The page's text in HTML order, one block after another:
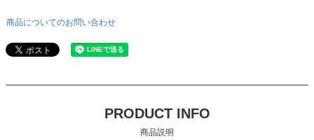
商品についてのお問い合わせ
PRODUCT INFO
商品説明